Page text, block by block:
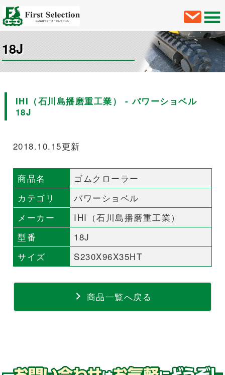
18J
IHI（石川島播磨重工業） - パワーショベル
18J
2018.10.15更新
商品名
ゴムクローラー
カテゴリ
パワーショベル
メーカー
IHI（石川島播磨重工業）
型番
18J
サイズ
S230X96X35HT
商品一覧へ戻る